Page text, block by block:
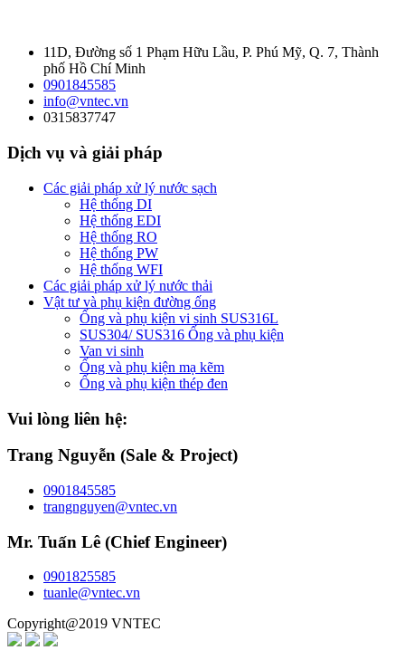
11D, Đường số 1 Phạm Hữu Lầu, P. Phú Mỹ, Q. 7, Thành
phố Hồ Chí Minh
0901845585
info@vntec.vn
0315837747
Dịch vụ và giải pháp
Các giải pháp xử lý nước sạch
Hệ thống DI
Hệ thống EDI
Hệ thống RO
Hệ thống PW
Hệ thống WFI
Các giải pháp xử lý nước thải
Vật tư và phụ kiện đường ống
Ống và phụ kiện vi sinh SUS316L
SUS304/ SUS316 Ống và phụ kiện
Van vi sinh
Ống và phụ kiện mạ kẽm
Ống và phụ kiện thép đen
Vui lòng liên hệ:
Trang Nguyễn (Sale & Project)
0901845585
trangnguyen@vntec.vn
Mr. Tuấn Lê (Chief Engineer)
0901825585
tuanle@vntec.vn
Copyright@2019 VNTEC